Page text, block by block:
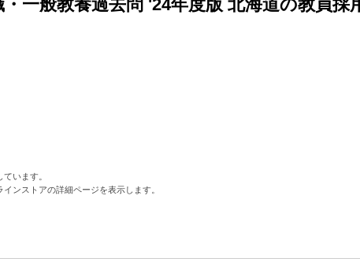
一般教養過去問 '24年度版 北海道の教員採
います。
ンストアの詳細ページを表示します。